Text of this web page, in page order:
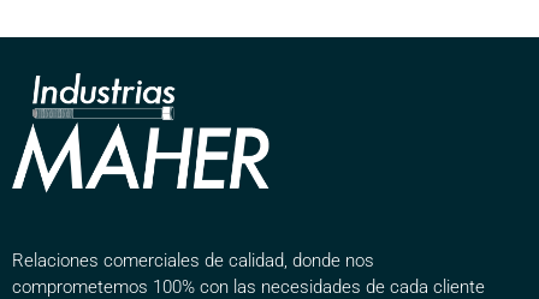
Relaciones comerciales de calidad, donde nos
comprometemos 100% con las necesidades de cada cliente